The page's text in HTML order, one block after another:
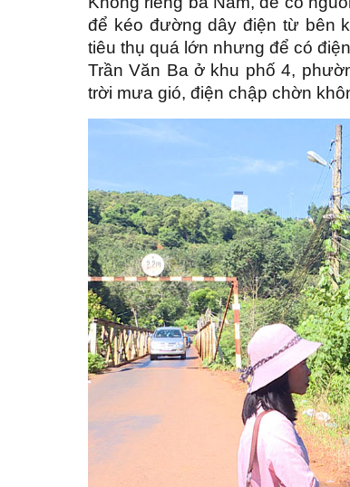
để kéo đường dây điện từ bên
tiêu thụ quá lớn nhưng để có
Trần Văn Ba ở khu phố 4,
trời mưa gió, điện chập chờn